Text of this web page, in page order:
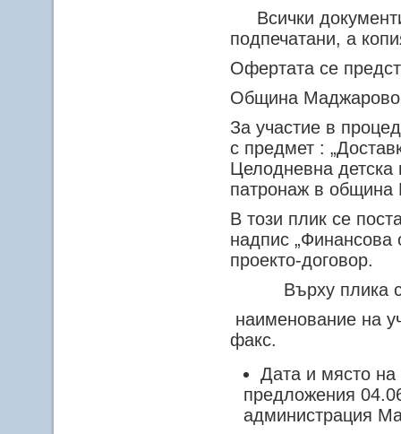
Всички
подпечатани, а
Офертата се
Община
За участие в
с предмет :
Целодневна
патронаж в
В този плик се
надпис „Финансова
проекто-договор.
Върху плика се
наименование на
факс.
Дата и място
предложения
администрация